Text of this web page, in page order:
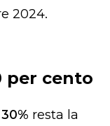
2024.
per cento​
30% resta la